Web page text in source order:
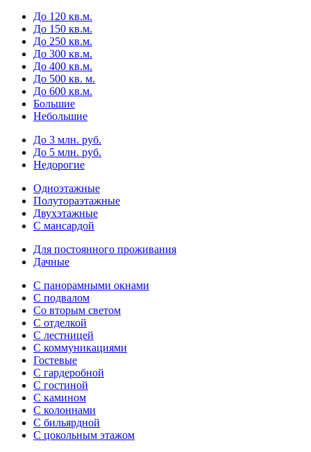
До 120 кв.м.
До 150 кв.м.
До 250 кв.м.
До 300 кв.м.
До 400 кв.м.
До 500 кв. м.
До 600 кв.м.
Большие
Небольшие
До 3 млн. руб.
До 5 млн. руб.
Недорогие
Одноэтажные
Полутораэтажные
Двухэтажные
С мансардой
Для постоянного проживания
Дачные
С панорамными окнами
С подвалом
Со вторым светом
С отделкой
С лестницей
С коммуникациями
Гостевые
С гардеробной
С гостиной
С камином
С колоннами
С бильярдной
С цокольным этажом